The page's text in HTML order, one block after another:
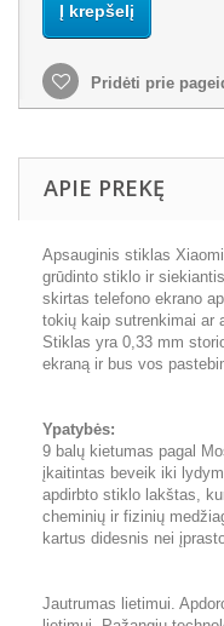
Į krepšelį
Pridėti prie
APIE PREKĘ
Apsauginis stiklas
grūdinto stiklo ir
skirtas telefono ekrano
tokių kaip sutrenkimai ar
Stiklas yra 0,33 mm
ekraną ir bus vos
Ypatybės:
9 balų kietumas pagal
įkaitintas beveik iki
apdirbto stiklo lakštas,
cheminių ir fizinių
kartus didesnis nei
Jautrumas lietimui.